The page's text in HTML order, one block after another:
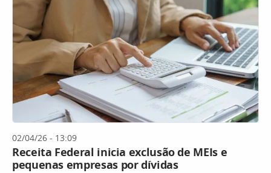
02/04/26 - 13:09
Receita Federal inicia exclusão de MEIs e
pequenas empresas por dívidas